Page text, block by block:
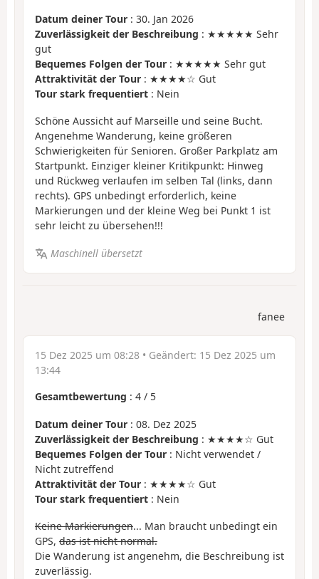
Datum deiner Tour : 30. Jan 2026
Zuverlässigkeit der Beschreibung : ★★★★★ Sehr
gut
Bequemes Folgen der Tour : ★★★★★ Sehr gut
Attraktivität der Tour : ★★★★☆ Gut
Tour stark frequentiert : Nein
Schöne Aussicht auf Marseille und seine Bucht.
Angenehme Wanderung, keine größeren
Schwierigkeiten für Senioren. Großer Parkplatz am
Startpunkt. Einziger kleiner Kritikpunkt: Hinweg
und Rückweg verlaufen im selben Tal (links, dann
rechts). GPS unbedingt erforderlich, keine
Markierungen und der kleine Weg bei Punkt 1 ist
sehr leicht zu übersehen!!!
Maschinell übersetzt
fanee
15 Dez 2025 um 08:28 • Geändert: 15 Dez 2025 um
13:44
Gesamtbewertung : 4 / 5
Datum deiner Tour : 08. Dez 2025
Zuverlässigkeit der Beschreibung : ★★★★☆ Gut
Bequemes Folgen der Tour : Nicht verwendet /
Nicht zutreffend
Attraktivität der Tour : ★★★★☆ Gut
Tour stark frequentiert : Nein
Keine Markierungen... Man braucht unbedingt ein
GPS, das ist nicht normal.
Die Wanderung ist angenehm, die Beschreibung ist
zuverlässig.